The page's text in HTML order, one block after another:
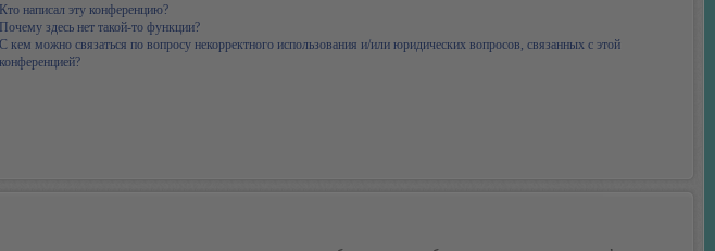
Кто написал эту конференцию?
Почему здесь нет такой-то функции?
С кем можно связаться по вопросу некорректного использования и/или юридических вопросов, связанных с этой
конференцией?